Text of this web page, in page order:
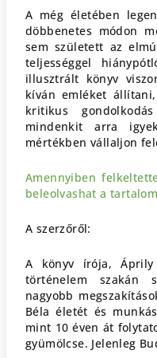
A még életében
döbbenetes módon
sem született az
teljességgel
illusztrált könyv
kíván emléket
kritikus
mindenkit arra
mértékben vállaljon
Amennyiben
beleolvashat a
A szerzőről:
A könyv írója, Áprily
történelem szakán
nagyobb
Béla életét és
mint 10 éven át
gyümölcse. Jelenleg